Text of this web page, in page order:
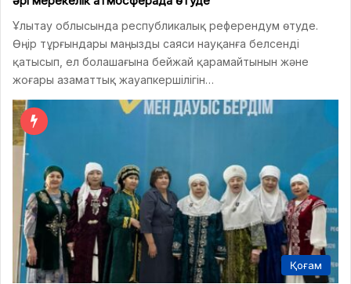
Ұлытау облысында республикалық референдум өтуде.
Өңір тұрғындары маңызды саяси науқанға белсенді
қатысып, ел болашағына бейжай қарамайтынын және
жоғары азаматтық жауапкершілігін…
Қоғам